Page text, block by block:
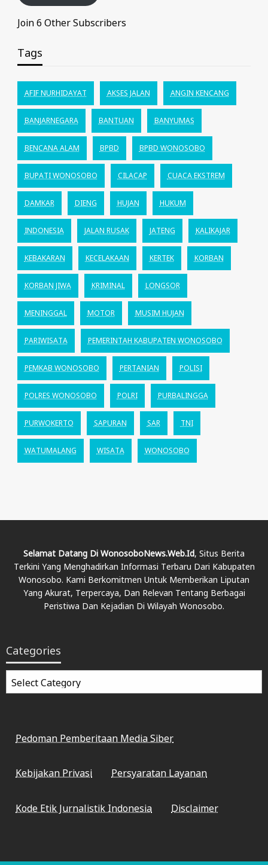
Join 6 Other Subscribers
Tags
AFIF NURHIDAYAT AKSES JALAN ANGIN KENCANG
BANJARNEGARA BANTUAN BANYUMAS
BENCANA ALAM BPBD BPBD WONOSOBO
BUPATI WONOSOBO CILACAP CUACA EKSTREM
DAMKAR DIENG HUJAN HUKUM
INDONESIA JALAN RUSAK JATENG KALIKAJAR
KEBAKARAN KECELAKAAN KERTEK KORBAN
KORBAN JIWA KRIMINAL LONGSOR
MENINGGAL MOTOR MUSIM HUJAN
PARIWISATA PEMERINTAH KABUPATEN WONOSOBO
PEMKAB WONOSOBO PERTANIAN POLISI
POLRES WONOSOBO POLRI PURBALINGGA
PURWOKERTO SAPURAN SAR TNI
WATUMALANG WISATA WONOSOBO
Selamat Datang Di WonosoboNews.web.id, Situs Berita
Terkini Yang Menghadirkan Informasi Terbaru Dari Kabupaten
Wonosobo. Kami Berkomitmen Untuk Memberikan Liputan
Yang Akurat, Terpercaya, Dan Relevan Tentang Berbagai
Peristiwa Dan Kejadian Di Wilayah Wonosobo.
Categories
Categories
Pedoman Pemberitaan Media Siber
Kebijakan Privasi Persyaratan Layanan
Kode Etik Jurnalistik Indonesia Disclaimer